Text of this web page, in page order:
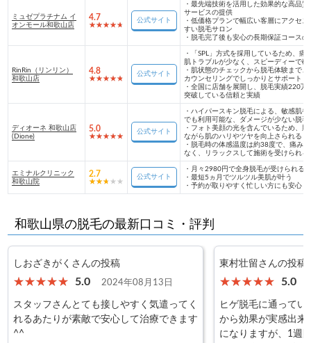
ミュゼプラチナム イ
オンモール和歌山店
4.7 公式サイト
・最先端技術を活用した効果的な高品質
サービスの提供
・低価格プランで幅広い客層にアクセス
すい脱毛サロン
・ 脱毛完了後も安心の長期保証コースの
RinRin（リンリン）
和歌山店
4.8 公式サイト
・
「SPL」方式を採用しているため、痛
肌トラブルが少なく、スピーディーで確
・ 肌状態のチェックから脱毛体験まで、
カウンセリングでしっかりとサポート
・全国に店舗を展開し、脱毛実績220万
突破している信頼と実績
ディオーネ 和歌山店
(Dione)
5.0 公式サイト
・ハイパースキン脱毛による、敏感肌や
でも利用可能な、ダメージが少ない脱毛
・ フォト美顔の光を含んでいるため、脱
ながら肌のハリやツヤを向上さられる
・ 脱毛時の体感温度は約38度で、痛み
なく、リラックスして施術を受けられる
エミナルクリニック
和歌山院
2.7 公式サイト
・ 月々2980円で全身脱毛が受けられる
・最短5ヵ月でツルツル美肌が叶う
・予約が取りやすく忙しい方にも安心
和歌山県の脱毛の最新口コミ・評判
しおざきがくさんの投稿
5.0 2024年08月13日
スタッフさんとても接しやすく気遣ってく
れるあたりが素敵で安心して治療できます
^^
東村壮留さんの投稿
5.0
ヒゲ脱毛に通ってい
から効果が実感出来
になりますが、1週